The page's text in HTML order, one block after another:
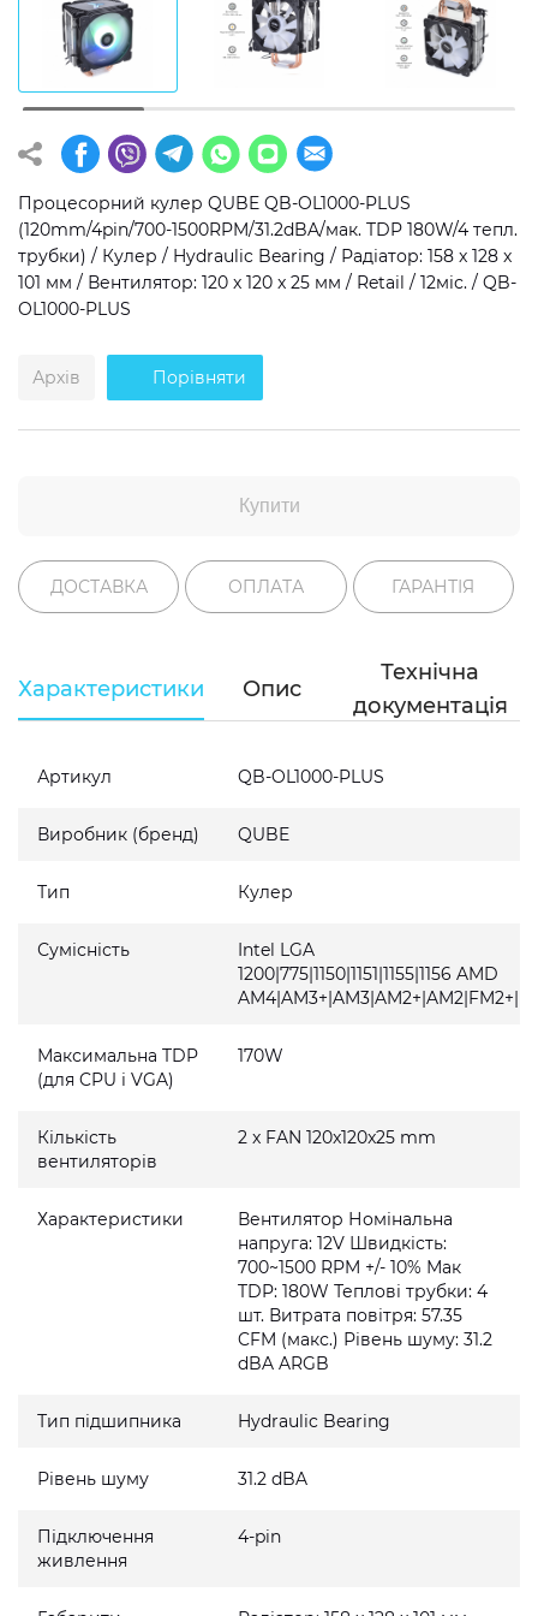
Операційна система
Windows 11 Home
Windows 11 Pro
Без ОС
Тип накопичувача
HDD
SSD + HDD
Додатково
RGB-підсвічування
Надшвидкий M.2 SSD NVME
Процесорний кулер QUBE QB-OL1000-PLUS
(120mm/4pin/700-1500RPM/31.2dBA/мак. TDP 180W/4 тепл.
трубки) / Кулер / Hydraulic Bearing / Радіатор: 158 x 128 x
101 мм / Вентилятор: 120 x 120 x 25 мм / Retail / 12міс. / QB-
OL1000-PLUS
Архів Порівняти
Купити
ДОСТАВКА ОПЛАТА ГАРАНТІЯ
Характеристики Опис
Технічна
документація
Артикул QB-OL1000-PLUS
Виробник (бренд) QUBE
Тип Кулер
Сумісність
Intel LGA
1200|775|1150|1151|1155|1156 AMD
Максимальна TDP
(для CPU і VGA)
170W
Кількість
вентиляторів
2 x FAN 120x120x25 mm
Характеристики
Вентилятор Номінальна
напруга: 12V Швидкість:
700~1500 RPM +/- 10% Мак
TDP: 180W Теплові трубки: 4
шт. Витрата повітря: 57.35
CFM (макс.) Рівень шуму: 31.2
dBA ARGB
Тип підшипника Hydraulic Bearing
Рівень шуму 31.2 dBA
Підключення
живлення
4-pin